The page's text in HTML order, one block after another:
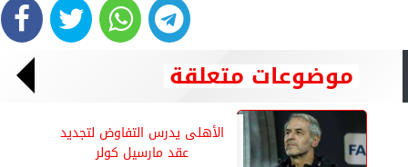
موضوعات متعلقة
الأهلى يدرس التفاوض لتجديد
عقد مارسيل كولر